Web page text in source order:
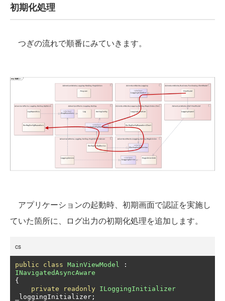
初期化処理
つぎの流れで順番にみていきます。
アプリケーションの起動時、初期画面で認証を実施し
ていた箇所に、ログ出力の初期化処理を追加します。
cs
public class MainViewModel
:
INavigatedAsyncAware
{
private
readonly
ILoggingInitializer
_loggingInitializer ;